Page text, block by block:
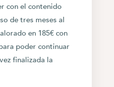
con el contenido
de tres meses al
en 185€ con
poder continuar
finalizada la